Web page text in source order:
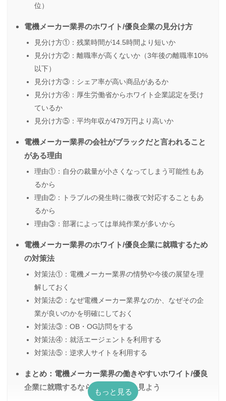
位）
電機メーカー業界のホワイト/優良企業の見分け方
見分け方①：残業時間が14.5時間より短いか
見分け方②：離職率が高くないか（3年後の離職率10%
以下）
見分け方③：シェア率が高い商品があるか
見分け方④：厚生労働省からホワイト企業認定を受け
ているか
見分け方⑤：平均年収が479万円より高いか
電機メーカー業界の会社がブラックだと言われること
がある理由
理由①：自分の裁量が小さくなってしまう可能性もあ
るから
理由②：トラブルの発生時に徹夜で対応することもあ
るから
理由③：部署によっては単純作業が多いから
電機メーカー業界のホワイト/優良企業に就職するため
の対策法
対策法①：電機メーカー業界の情勢や今後の展望を理
解しておく
対策法②：なぜ電機メーカー業界なのか、なぜその企
業が良いのかを明確にしておく
対策法③：OB・OG訪問をする
対策法④：就活エージェントを利用する
対策法⑤：逆求人サイトを利用する
まとめ：電機メーカー業界の働きやすいホワイト/優良
企業に就職するならランキングを見よう